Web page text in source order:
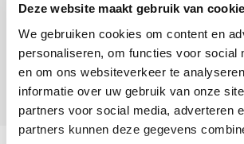
Deze website maakt gebruik van
We gebruiken cookies om content en
personaliseren, om functies voor social
en om ons websiteverkeer te
informatie over uw gebruik van onze
partners voor social media, adverteren
partners kunnen deze gegevens
meer
Toevoegen aan